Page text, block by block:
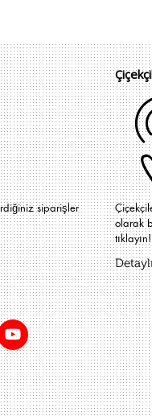
siparişler
olarak
tıklayın!